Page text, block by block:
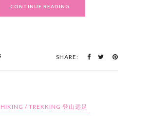
CONTINUE READING
SHARE:
/ TREKKING 登山远足